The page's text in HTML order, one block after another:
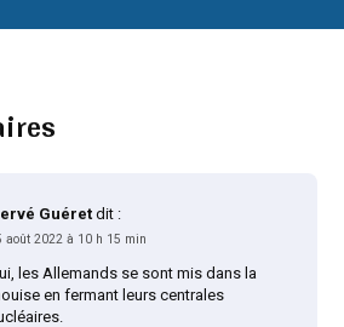
Guéret dit :
août 2022 à 10 h 15 min
les Allemands se sont mis dans la
en fermant leurs centrales